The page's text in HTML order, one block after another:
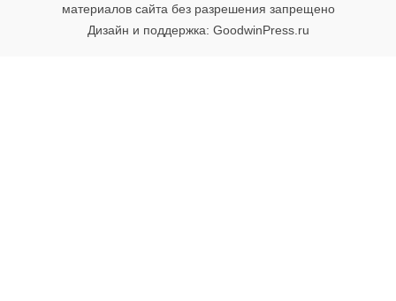
материалов сайта без разрешения запрещено
Дизайн и поддержка: GoodwinPress.ru